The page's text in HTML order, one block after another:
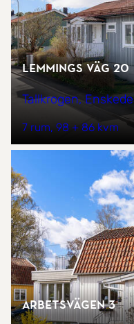
Lemmings väg 20
Tallkrogen, Enskede
7 rum 98 + 86 kvm
Arbetsvägen 3